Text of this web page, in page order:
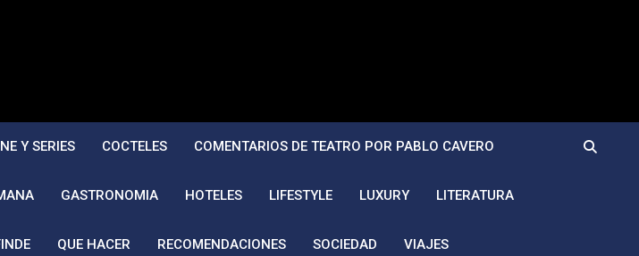
Y SERIES COCTELES COMENTARIOS DE TEATRO POR PABLO CAVERO
GASTRONOMIA HOTELES LIFESTYLE LUXURY LITERATURA
QUE HACER RECOMENDACIONES SOCIEDAD VIAJES